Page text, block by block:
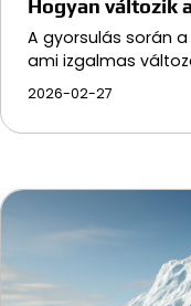
Hogyan változik
A gyorsulás során
ami izgalmas
2026-02-27